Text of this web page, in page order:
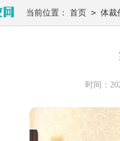
当前位置： 首页 > 体裁
时间：